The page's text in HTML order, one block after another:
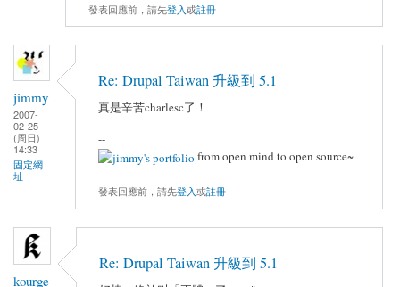
發表回應前，請先登入或註冊
jimmy
2007-
02-25
(周日)
14:33
固定網
址
Re: Drupal Taiwan 升級到 5.1
真是辛苦charlesc了！
--
from open mind to open source~
發表回應前，請先登入或註冊
kourge
Re: Drupal Taiwan 升級到 5.1